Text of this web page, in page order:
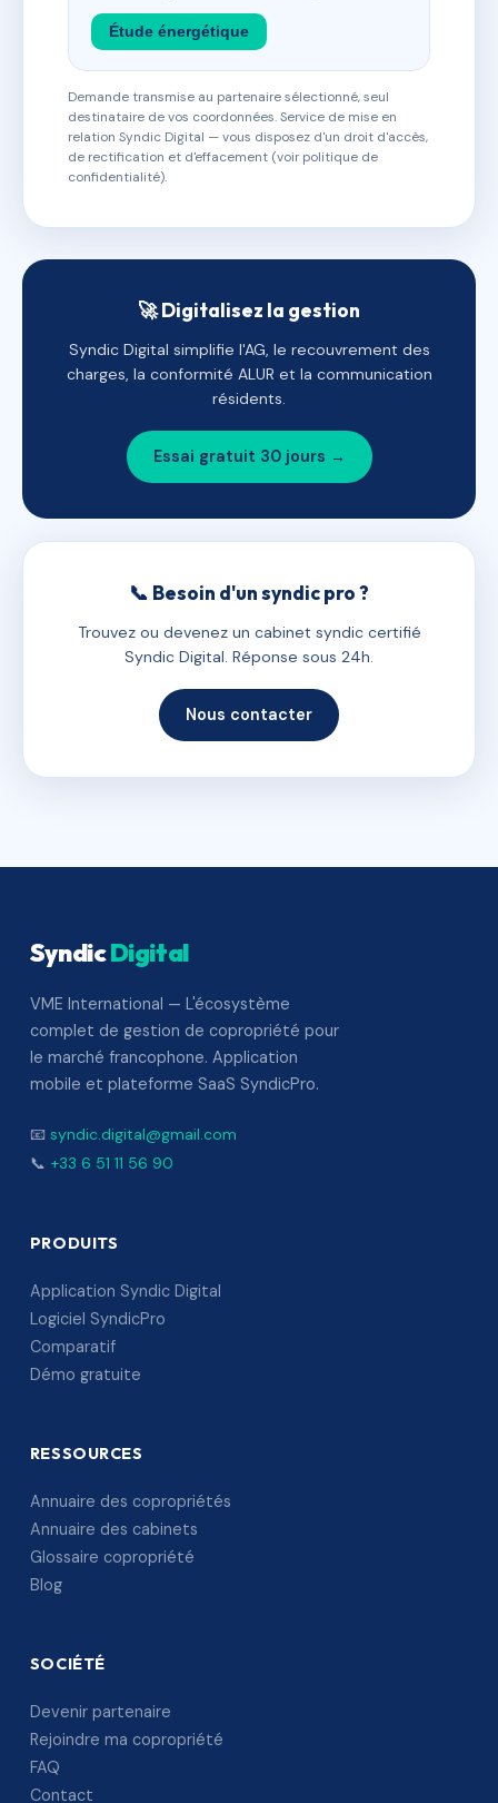
Étude énergétique
Demande transmise au partenaire sélectionné, seul
destinataire de vos coordonnées. Service de mise en
relation Syndic Digital — vous disposez d'un droit d'accès,
de rectification et d'effacement (voir politique de
confidentialité).
🚀 Digitalisez la gestion
Syndic Digital simplifie l'AG, le recouvrement des
charges, la conformité ALUR et la communication
résidents.
Essai gratuit 30 jours →
📞 Besoin d'un syndic pro ?
Trouvez ou devenez un cabinet syndic certifié
Syndic Digital. Réponse sous 24h.
Nous contacter
SyndicDigital
VME International — L'écosystème
complet de gestion de copropriété pour
le marché francophone. Application
mobile et plateforme SaaS SyndicPro.
📧 syndic.digital@gmail.com
📞 +33 6 51 11 56 90
PRODUITS
Application Syndic Digital
Logiciel SyndicPro
Comparatif
Démo gratuite
RESSOURCES
Annuaire des copropriétés
Annuaire des cabinets
Glossaire copropriété
Blog
SOCIÉTÉ
Devenir partenaire
Rejoindre ma copropriété
FAQ
Contact